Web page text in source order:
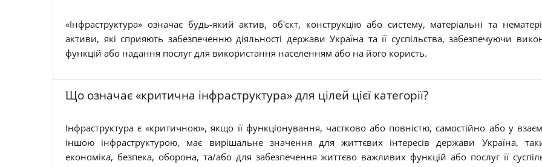
«Інфраструктура» означає будь-який актив, об'єкт, конструкцію або систему, матеріальні та
активи, які сприяють забезпеченню діяльності держави Україна та її суспільства, забезпечуючи
функцій або надання послуг для використання населенням або на його користь.
Що означає «критична інфраструктура» для цілей цієї категорії?
Інфраструктура є «критичною», якщо її функціонування, частково або повністю, самостійно або у
іншою інфраструктурою, має вирішальне значення для життєвих інтересів держави Україна,
економіка, безпека, оборона, та/або для забезпечення життєво важливих функцій або послуг її